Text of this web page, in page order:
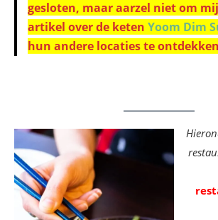
gesloten, maar aarzel niet om
artikel over de keten Yoom Dim
hun andere locaties te